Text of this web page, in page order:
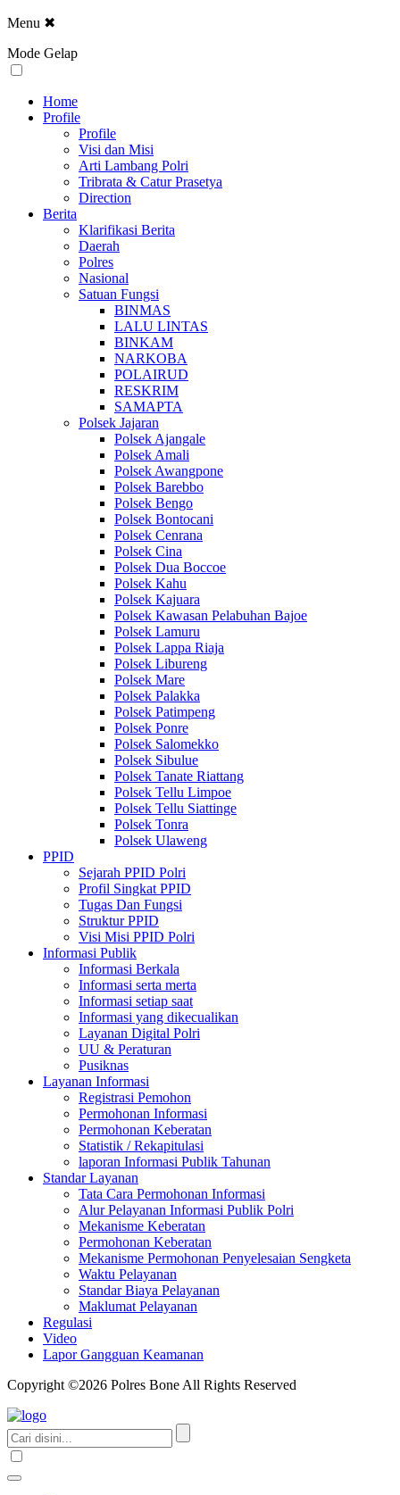
Menu ✖
Mode Gelap
Home
Profile
Profile
Visi dan Misi
Arti Lambang Polri
Tribrata & Catur Prasetya
Direction
Berita
Klarifikasi Berita
Daerah
Polres
Nasional
Satuan Fungsi
BINMAS
LALU LINTAS
BINKAM
NARKOBA
POLAIRUD
RESKRIM
SAMAPTA
Polsek Jajaran
Polsek Ajangale
Polsek Amali
Polsek Awangpone
Polsek Barebbo
Polsek Bengo
Polsek Bontocani
Polsek Cenrana
Polsek Cina
Polsek Dua Boccoe
Polsek Kahu
Polsek Kajuara
Polsek Kawasan Pelabuhan Bajoe
Polsek Lamuru
Polsek Lappa Riaja
Polsek Libureng
Polsek Mare
Polsek Palakka
Polsek Patimpeng
Polsek Ponre
Polsek Salomekko
Polsek Sibulue
Polsek Tanate Riattang
Polsek Tellu Limpoe
Polsek Tellu Siattinge
Polsek Tonra
Polsek Ulaweng
PPID
Sejarah PPID Polri
Profil Singkat PPID
Tugas Dan Fungsi
Struktur PPID
Visi Misi PPID Polri
Informasi Publik
Informasi Berkala
Informasi serta merta
Informasi setiap saat
Informasi yang dikecualikan
Layanan Digital Polri
UU & Peraturan
Pusiknas
Layanan Informasi
Registrasi Pemohon
Permohonan Informasi
Permohonan Keberatan
Statistik / Rekapitulasi
laporan Informasi Publik Tahunan
Standar Layanan
Tata Cara Permohonan Informasi
Alur Pelayanan Informasi Publik Polri
Mekanisme Keberatan
Permohonan Keberatan
Mekanisme Permohonan Penyelesaian Sengketa
Waktu Pelayanan
Standar Biaya Pelayanan
Maklumat Pelayanan
Regulasi
Video
Lapor Gangguan Keamanan
Copyright ©2026 Polres Bone All Rights Reserved